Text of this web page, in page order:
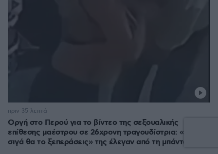
Οργή στο Περού για το βίντεο της σεξουαλικής
επίθεσης μαέστρου σε 26χρονη τραγουδίστρια: «Σιγά-
σιγά θα το ξεπεράσεις» της έλεγαν από τη μπάντα της
πριν 35 λεπτά